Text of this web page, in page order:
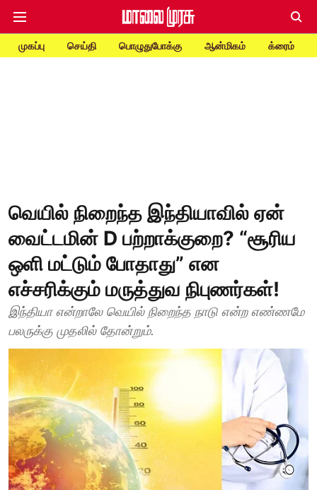
முகப்பு செய்தி பொழுதுபோக்கு ஆன்மிகம் க்ரைம்
வெயில் நிறைந்த இந்தியாவில் ஏன்
வைட்டமின் D பற்றாக்குறை? “சூரிய
ஒளி மட்டும் போதாது” என
எச்சரிக்கும் மருத்துவ நிபுணர்கள்!
இந்தியா என்றாலே வெயில் நிறைந்த நாடு என்ற எண்ணமே
பலருக்கு முதலில் தோன்றும்.